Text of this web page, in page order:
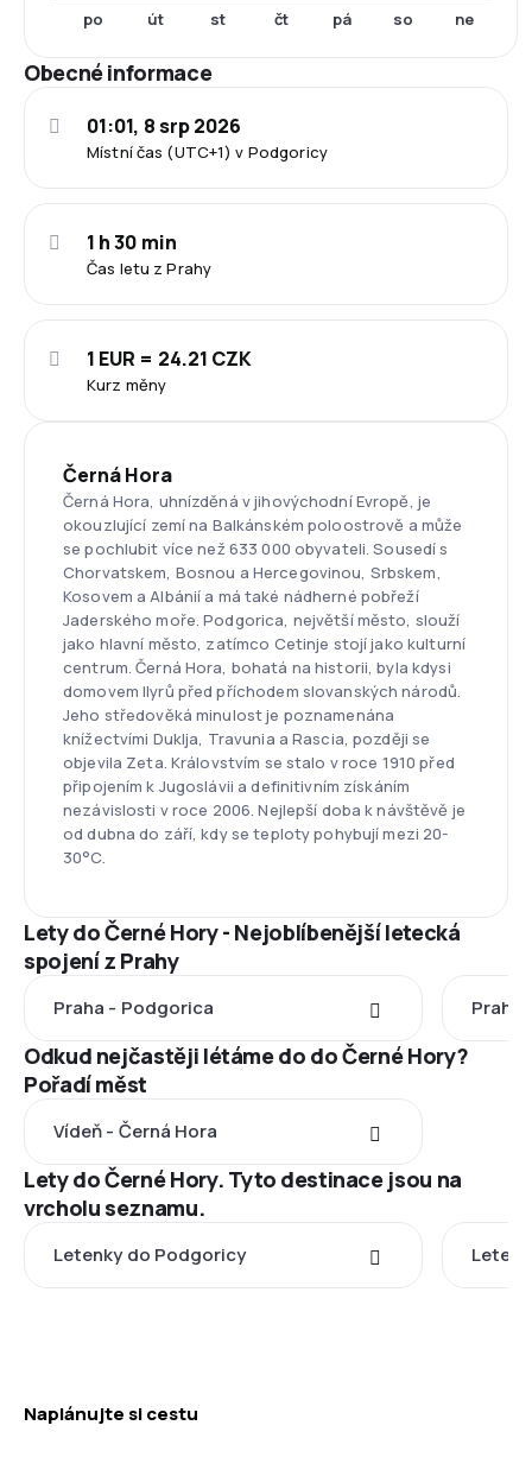
po út st čt pá so ne
Obecné informace
Místní čas (UTC+1) v Podgoricy
01:01, 8 srp 2026
Čas letu z Prahy
1 h 30 min
Kurz měny
1 EUR = 24.21 CZK
Černá Hora
Černá Hora, uhnízděná v jihovýchodní Evropě, je
okouzlující zemí na Balkánském poloostrově a může
se pochlubit více než 633 000 obyvateli. Sousedí s
Chorvatskem, Bosnou a Hercegovinou, Srbskem,
Kosovem a Albánií a má také nádherné pobřeží
Jaderského moře. Podgorica, největší město, slouží
jako hlavní město, zatímco Cetinje stojí jako kulturní
centrum. Černá Hora, bohatá na historii, byla kdysi
domovem Ilyrů před příchodem slovanských národů.
Jeho středověká minulost je poznamenána
knížectvími Duklja, Travunia a Rascia, později se
objevila Zeta. Královstvím se stalo v roce 1910 před
připojením k Jugoslávii a definitivním získáním
nezávislosti v roce 2006. Nejlepší doba k návštěvě je
od dubna do září, kdy se teploty pohybují mezi 20-
30°C.
Lety do Černé Hory - Nejoblíbenější letecká
spojení z Prahy
Praha - Podgorica Praha
Odkud nejčastěji létáme do do Černé Hory?
Pořadí měst
Vídeň - Černá Hora
Lety do Černé Hory. Tyto destinace jsou na
vrcholu seznamu.
Letenky do Podgoricy
Naplánujte si cestu